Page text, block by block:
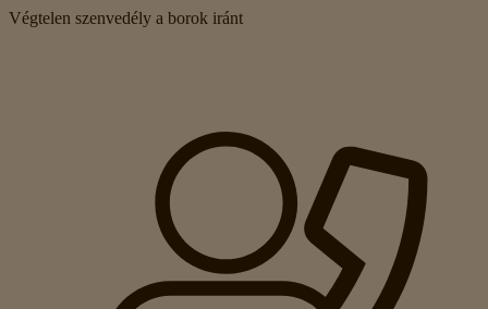
Végtelen szenvedély a borok iránt